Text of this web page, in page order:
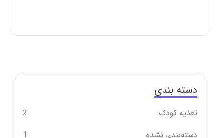
دسته بندی
تغذیه کودک
2
دسته‌بندی نشده
1